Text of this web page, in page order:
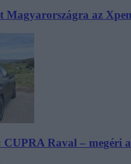
Magyarországra az
Raval – megéri a